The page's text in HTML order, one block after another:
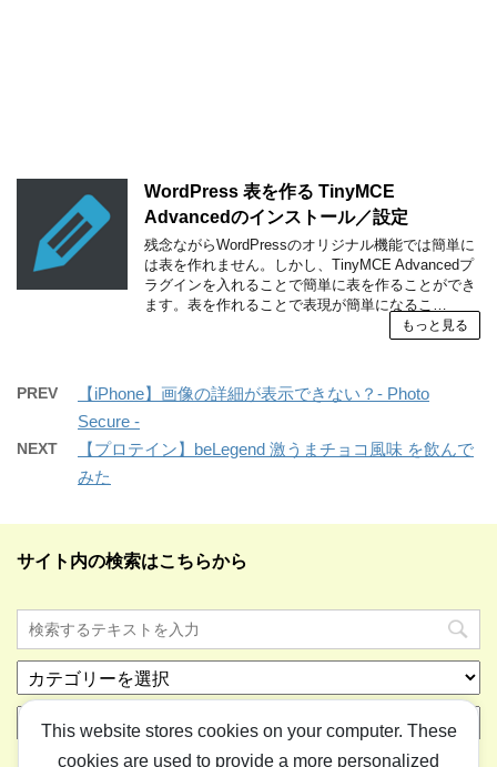
WordPress 表を作る TinyMCE
Advancedのインストール／設定
残念ながらWordPressのオリジナル機能では簡単に
は表を作れません。しかし、TinyMCE Advancedプ
ラグインを入れることで簡単に表を作ることができ
ます。表を作れることで表現が簡単になるこ…
もっと見る
PREV
【iPhone】画像の詳細が表示できない？- Photo
Secure -
NEXT
【プロテイン】beLegend 激うまチョコ風味 を飲んで
みた
サイト内の検索はこちらから
テ
ゴ
リ
ア
ー
This website stores cookies on your computer. These
cookies are used to provide a more personalized